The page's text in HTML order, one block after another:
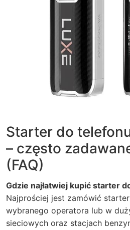
Starter do
– często
(FAQ)
Gdzie najłatwiej kupić starter
Najprościej jest zamówić
wybranego operatora lub w
sieciowych oraz stacjach